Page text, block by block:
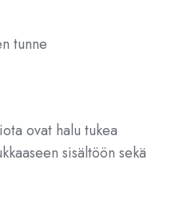
tunne
ovat halu tukea
sisältöön sekä